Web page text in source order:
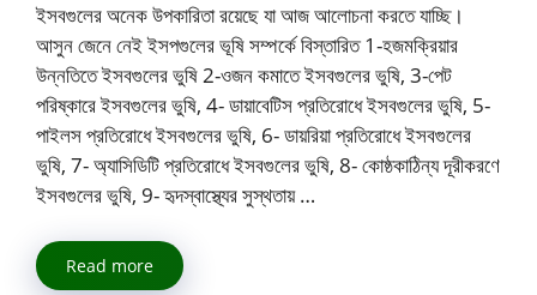
ইসবগুলের অনেক উপকারিতা রয়েছে যা আজ আলোচনা করতে যাচ্ছি।
আসুন জেনে নেই ইসপগুলের ভূষি সম্পর্কে বিস্তারিত 1-হজমক্রিয়ার
উন্নতিতে ইসবগুলের ভুষি 2-ওজন কমাতে ইসবগুলের ভুষি, 3-পেট
পরিষ্কারে ইসবগুলের ভুষি, 4- ডায়াবেটিস প্রতিরোধে ইসবগুলের ভুষি, 5-
পাইলস প্রতিরোধে ইসবগুলের ভুষি, 6- ডায়রিয়া প্রতিরোধে ইসবগুলের
ভুষি, 7- অ্যাসিডিটি প্রতিরোধে ইসবগুলের ভুষি, 8- কোষ্ঠকাঠিন্য দূরীকরণে
ইসবগুলের ভুষি, 9- হৃদস্বাস্থ্যের সুস্থতায় …
Read more